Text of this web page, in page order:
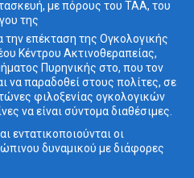
με πόρους του ΤΑΑ, του
της
την επέκταση της Ογκολογικής
Κέντρου Ακτινοθεραπείας,
Πυρηνικής στο, που τον
να παραδοθεί στους πολίτες, σε
φιλοξενίας ογκολογικών
να είναι σύντομα διαθέσιμες.
εντατικοποιούνται οι
δυναμικού με διάφορες